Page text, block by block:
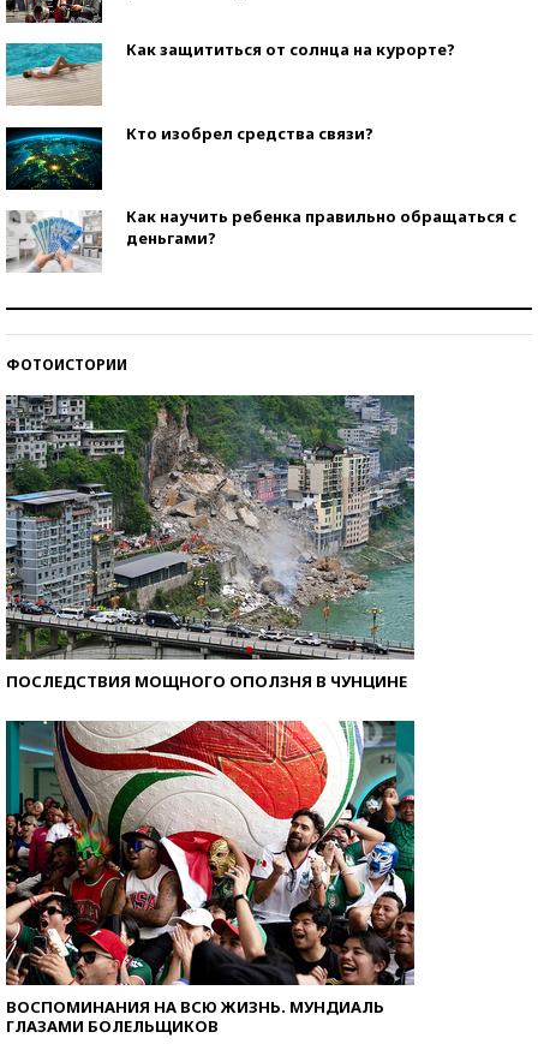
Как защититься от солнца на курорте?
Кто изобрел средства связи?
Как научить ребенка правильно обращаться с
деньгами?
ФОТОИСТОРИИ
ПОСЛЕДСТВИЯ МОЩНОГО ОПОЛЗНЯ В ЧУНЦИНЕ
ВОСПОМИНАНИЯ НА ВСЮ ЖИЗНЬ. МУНДИАЛЬ
ГЛАЗАМИ БОЛЕЛЬЩИКОВ